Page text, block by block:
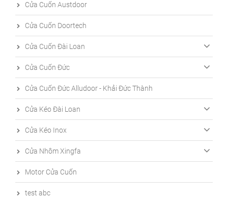
Cửa Cuốn Austdoor
Cửa Cuốn Doortech
Cửa Cuốn Đài Loan
Cửa Cuốn Đức
Cửa Cuốn Đức Alludoor - Khải Đức Thành
Cửa Kéo Đài Loan
Cửa Kéo Inox
Cửa Nhôm Xingfa
Motor Cửa Cuốn
test abc